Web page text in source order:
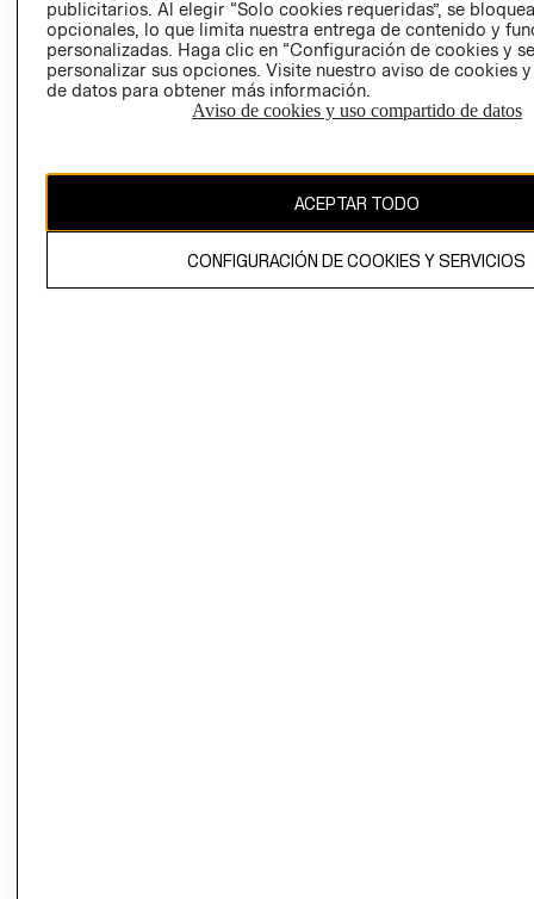
GIFT CARD
AVISO DE
COOKIES
publicitarios. Al elegir “Solo cookies requeridas”, se
opcionales, lo que limita nuestra entrega de contenido y
personalizadas. Haga clic en “Configuración de cookies y
personalizar sus opciones. Visite nuestro aviso de cookies
de datos para obtener más información.
Aviso de cookies y uso compartido de datos
ACEPTAR TODO
CONFIGURACIÓN DE COOKIES Y SERVICIOS